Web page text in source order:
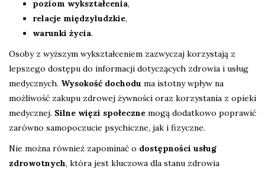
poziom wykształcenia,
relacje międzyludzkie,
warunki życia.
Osoby z wyższym wykształceniem zazwyczaj korzystają z
lepszego dostępu do informacji dotyczących zdrowia i usług
medycznych. Wysokość dochodu ma istotny wpływ na
możliwość zakupu zdrowej żywności oraz korzystania z opieki
medycznej. Silne więzi społeczne mogą dodatkowo poprawić
zarówno samopoczucie psychiczne, jak i fizyczne.
Nie można również zapominać o dostępności usług
zdrowotnych, która jest kluczowa dla stanu zdrowia